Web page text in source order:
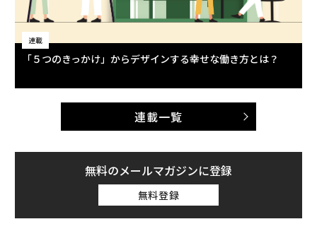
連載
「５つのきっかけ」からデザインする幸せな働き方とは？
連載一覧
無料のメールマガジンに登録
無料登録